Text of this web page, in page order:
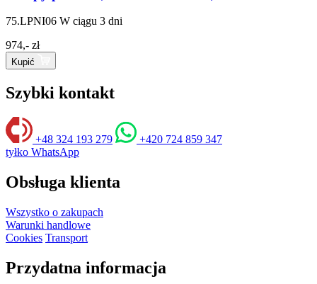
75.LPNI06 W ciągu 3 dni
974,- zł
Kupić
Szybki kontakt
+48 324 193 279
+420 724 859 347
tyłko WhatsApp
Obsługa klienta
Wszystko o zakupach
Warunki handlowe
Cookies Transport
Przydatna informacja